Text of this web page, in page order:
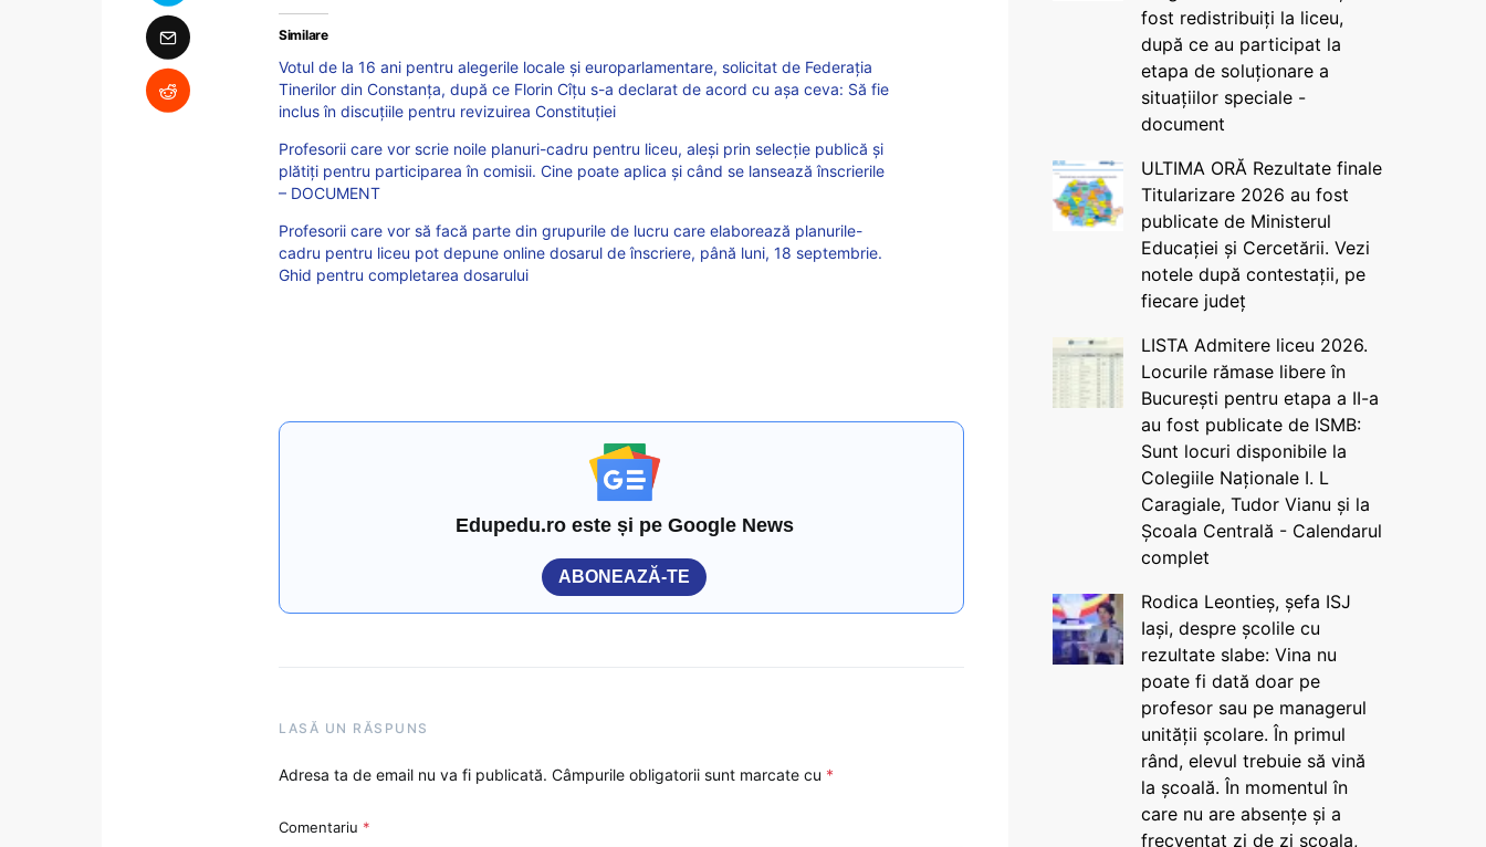
Similare
Votul de la 16 ani pentru alegerile locale și europarlamentare, solicitat de Federația
Tinerilor din Constanța, după ce Florin Cîțu s-a declarat de acord cu așa ceva: Să fie
inclus în discuțiile pentru revizuirea Constituției
Profesorii care vor scrie noile planuri-cadru pentru liceu, aleși prin selecție publică și
plătiți pentru participarea în comisii. Cine poate aplica și când se lansează înscrierile
– DOCUMENT
Profesorii care vor să facă parte din grupurile de lucru care elaborează planurile-
cadru pentru liceu pot depune online dosarul de înscriere, până luni, 18 septembrie.
Ghid pentru completarea dosarului
Edupedu.ro este și pe Google News
ABONEAZĂ-TE
LASĂ UN RĂSPUNS
Adresa ta de email nu va fi publicată. Câmpurile obligatorii sunt marcate cu *
Comentariu *
fost redistribuiți la liceu,
după ce au participat la
etapa de soluționare a
situațiilor speciale -
document
ULTIMA ORĂ Rezultate finale
Titularizare 2026 au fost
publicate de Ministerul
Educației și Cercetării. Vezi
notele după contestații, pe
fiecare județ
LISTA Admitere liceu 2026.
Locurile rămase libere în
București pentru etapa a II-a
au fost publicate de ISMB:
Sunt locuri disponibile la
Colegiile Naționale I. L
Caragiale, Tudor Vianu și la
Școala Centrală - Calendarul
complet
Rodica Leontieș, șefa ISJ
Iași, despre școlile cu
rezultate slabe: Vina nu
poate fi dată doar pe
profesor sau pe managerul
unității școlare. În primul
rând, elevul trebuie să vină
la școală. În momentul în
care nu are absențe și a
frecventat zi de zi școala,